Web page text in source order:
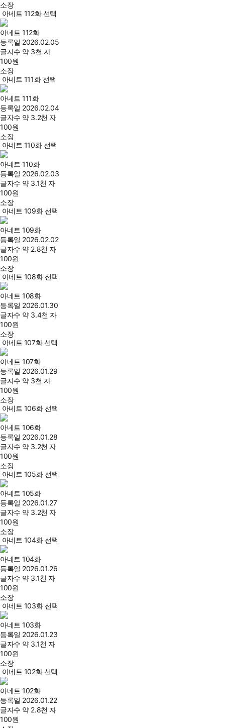
소장
아네트 112화 선택
아네트 112화
등록일 2026.02.05
글자수 약 3천 자
100원
소장
아네트 111화 선택
아네트 111화
등록일 2026.02.04
글자수 약 3.2천 자
100원
소장
아네트 110화 선택
아네트 110화
등록일 2026.02.03
글자수 약 3.1천 자
100원
소장
아네트 109화 선택
아네트 109화
등록일 2026.02.02
글자수 약 2.8천 자
100원
소장
아네트 108화 선택
아네트 108화
등록일 2026.01.30
글자수 약 3.4천 자
100원
소장
아네트 107화 선택
아네트 107화
등록일 2026.01.29
글자수 약 3천 자
100원
소장
아네트 106화 선택
아네트 106화
등록일 2026.01.28
글자수 약 3.2천 자
100원
소장
아네트 105화 선택
아네트 105화
등록일 2026.01.27
글자수 약 3.2천 자
100원
소장
아네트 104화 선택
아네트 104화
등록일 2026.01.26
글자수 약 3.1천 자
100원
소장
아네트 103화 선택
아네트 103화
등록일 2026.01.23
글자수 약 3.1천 자
100원
소장
아네트 102화 선택
아네트 102화
등록일 2026.01.22
글자수 약 2.8천 자
100원